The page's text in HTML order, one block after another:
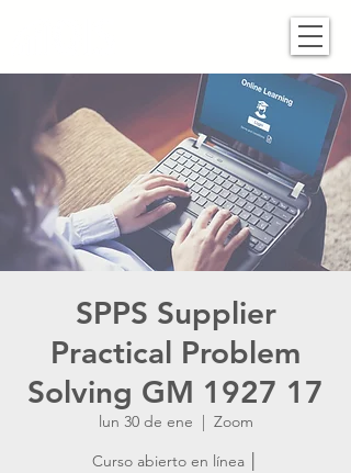
SPPS Supplier
Practical Problem
Solving GM 1927 17
lun 30 de ene
  |
Zoom
Curso abierto en línea │